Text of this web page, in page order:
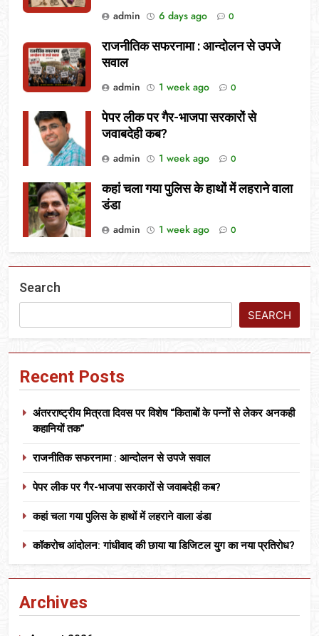
admin
6 days ago 0
राजनीतिक सफरनामा : आन्दोलन से उपजे
सवाल
admin
1 week ago 0
पेपर लीक पर गैर-भाजपा सरकारों से
जवाबदेही कब?
admin
1 week ago 0
कहां चला गया पुलिस के हाथों में लहराने वाला
डंडा
admin
1 week ago 0
Search
SEARCH
Recent Posts
अंतरराष्ट्रीय मित्रता दिवस पर विशेष “किताबों के पन्नों से लेकर अनकही
कहानियों तक”
राजनीतिक सफरनामा : आन्दोलन से उपजे सवाल
पेपर लीक पर गैर-भाजपा सरकारों से जवाबदेही कब?
कहां चला गया पुलिस के हाथों में लहराने वाला डंडा
कॉकरोच आंदोलन: गांधीवाद की छाया या डिजिटल युग का नया प्रतिरोध?
Archives